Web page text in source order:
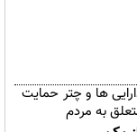
ها و چتر حمایت
به مردم